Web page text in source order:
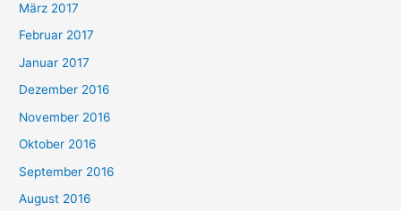
März 2017
Februar 2017
Januar 2017
Dezember 2016
November 2016
Oktober 2016
September 2016
August 2016